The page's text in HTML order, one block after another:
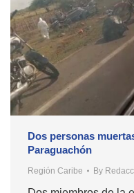
Dos personas
Paraguachón
Región Caribe By